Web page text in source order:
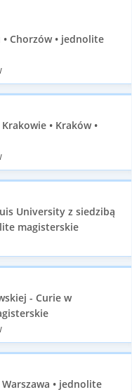
Chorzów • jednolite
• Kraków •
University z siedzibą
magisterskie
- Curie w
• jednolite